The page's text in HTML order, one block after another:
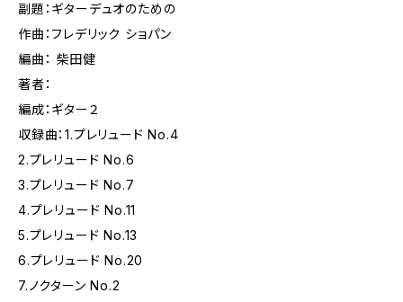
副題：ギターデュオのための
作曲：フレデリック ショパン
編曲： 柴田健
著者：
編成：ギター２
収録曲：1.プレリュード No.4
2.プレリュード No.6
3.プレリュード No.7
4.プレリュード No.11
5.プレリュード No.13
6.プレリュード No.20
7.ノクターン No.2